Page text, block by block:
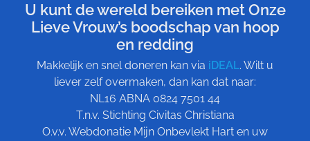
U kunt de wereld bereiken met Onze
Lieve Vrouw’s boodschap van hoop
en redding
Makkelijk en snel doneren kan via iDEAL. Wilt u
liever zelf overmaken, dan kan dat naar:
NL16 ABNA 0824 7501 44
T.n.v. Stichting Civitas Christiana
O.v.v. Webdonatie Mijn Onbevlekt Hart en uw